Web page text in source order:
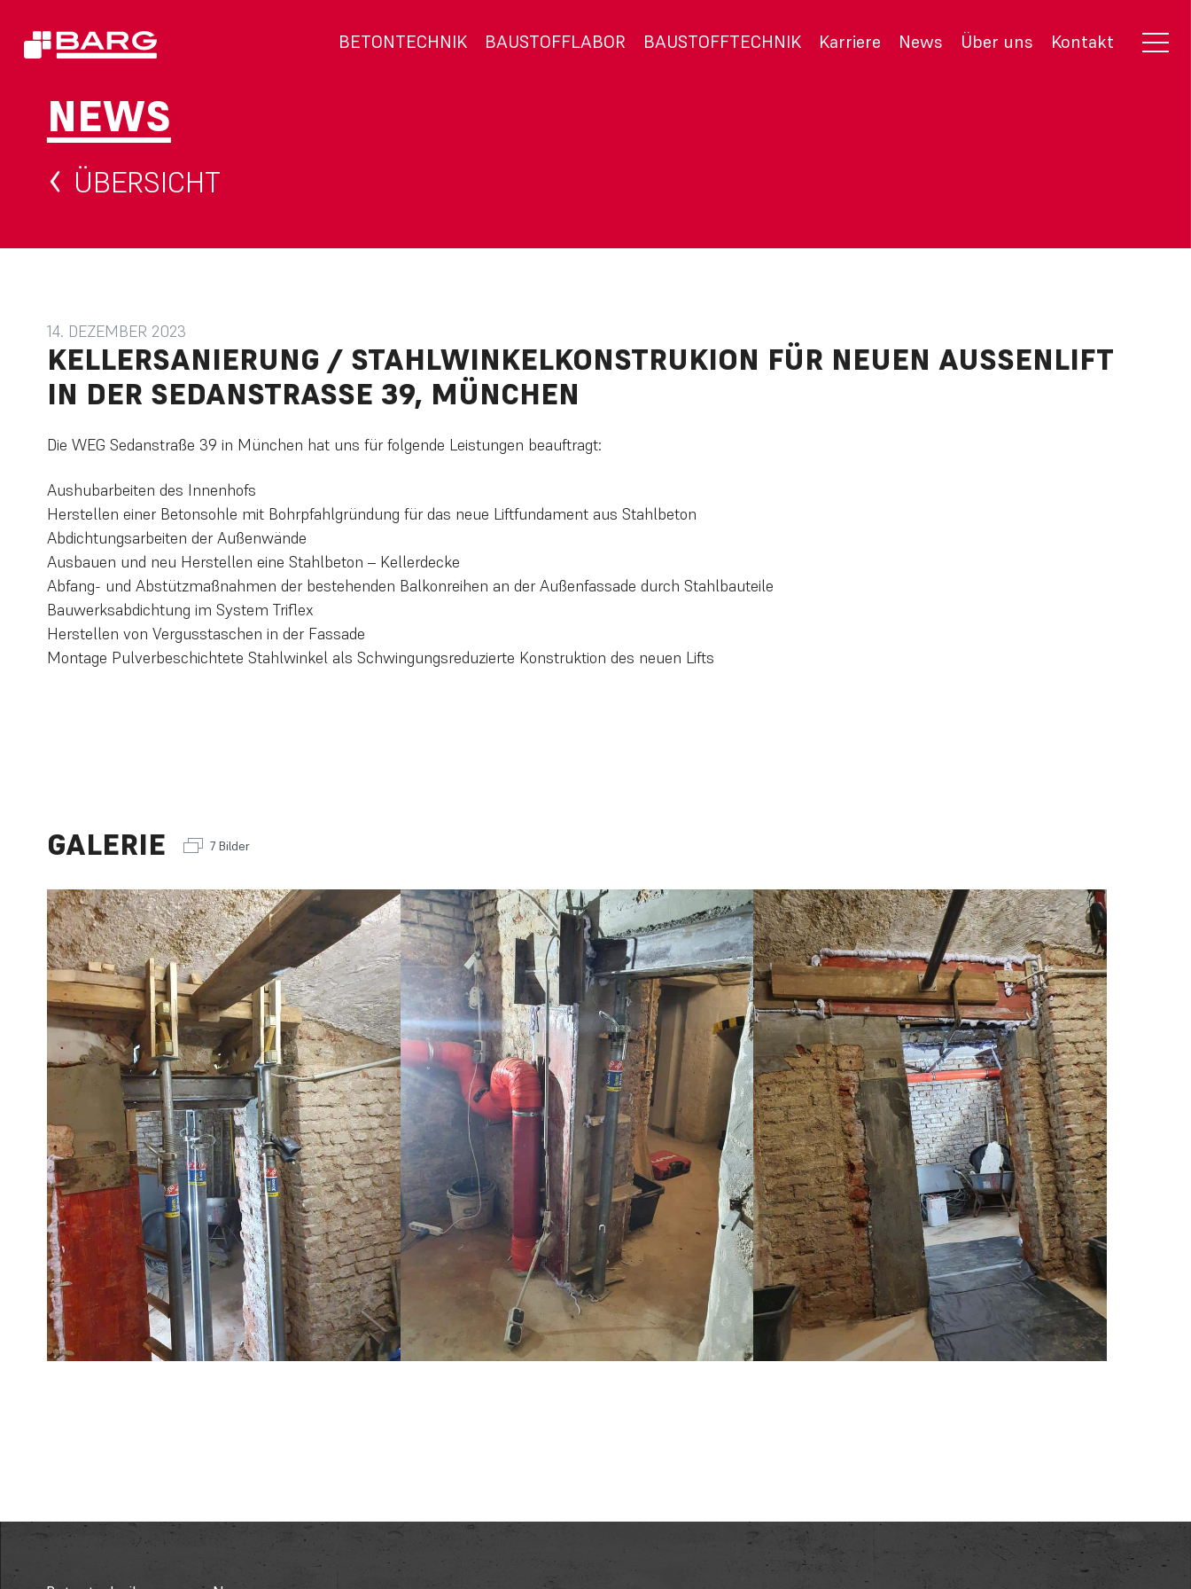
BETONTECHNIK BAUSTOFFLABOR BAUSTOFFTECHNIK Karriere News Über uns Kontakt
NEWS
ÜBERSICHT
14. DEZEMBER 2023
KELLERSANIERUNG / STAHLWINKELKONSTRUKION FÜR NEUEN AUSSENLIFT I
N DER SEDANSTRASSE 39, MÜNCHEN
Die WEG Sedanstraße 39 in München hat uns für folgende Leistungen beauftragt:
Aushubarbeiten des Innenhofs
Herstellen einer Betonsohle mit Bohrpfahlgründung für das neue Liftfundament aus Stahlbeton
Abdichtungsarbeiten der Außenwände
Ausbauen und neu Herstellen eine Stahlbeton – Kellerdecke
Abfang- und Abstützmaßnahmen der bestehenden Balkonreihen an der Außenfassade durch Stahlbauteile
Bauwerksabdichtung im System Triflex
Herstellen von Vergusstaschen in der Fassade
Montage Pulverbeschichtete Stahlwinkel als Schwingungsreduzierte Konstruktion des neuen Lifts
GALERIE 7 Bilder